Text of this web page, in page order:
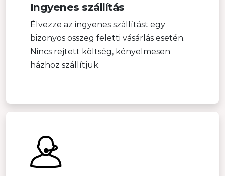
Ingyenes szállítás
Élvezze az ingyenes szállítást egy
bizonyos összeg feletti vásárlás esetén.
Nincs rejtett költség, kényelmesen
házhoz szállítjuk.